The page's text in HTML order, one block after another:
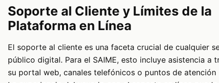
Soporte al Cliente y Límites de la
Plataforma en Línea
El soporte al cliente es una faceta crucial de cualquier
público digital. Para el SAIME, esto incluye asistencia a
su portal web, canales telefónicos o puntos de atención